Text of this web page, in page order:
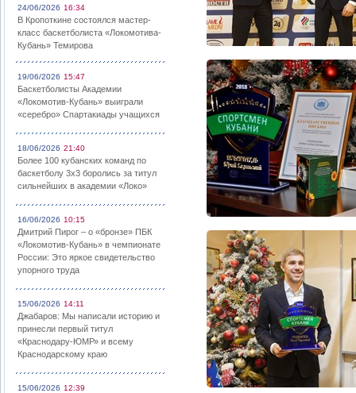
24/06/2026 16:34
В Кропоткине состоялся мастер-
класс баскетболиста «Локомотива-
Кубань» Темирова
19/06/2026 15:47
Баскетболисты Академии
«Локомотив-Кубань» выиграли
«серебро» Спартакиады учащихся
18/06/2026 21:40
Более 100 кубанских команд по
баскетболу 3х3 боролись за титул
сильнейших в академии «Локо»
16/06/2026 10:15
Дмитрий Пирог – о «бронзе» ПБК
«Локомотив-Кубань» в чемпионате
России: Это яркое свидетельство
упорного труда
15/06/2026 14:11
Джабаров: Мы написали историю и
принесли первый титул
«Краснодару-ЮМР» и всему
Краснодарскому краю
15/06/2026 12:39